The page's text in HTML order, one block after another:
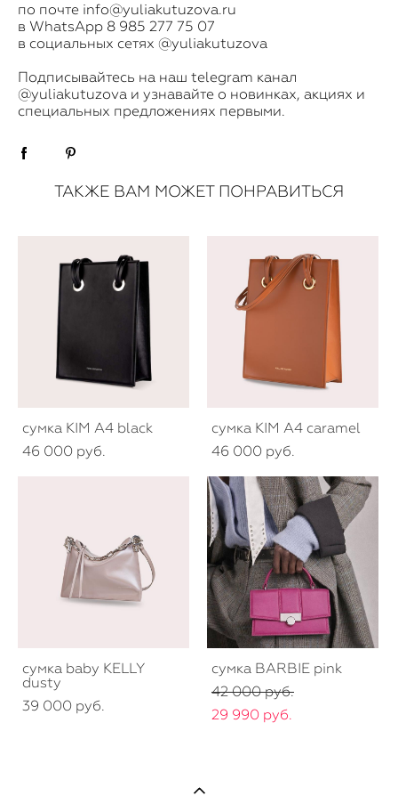
по почте info@yuliakutuzova.ru
в WhatsApp 8 985 277 75 07
в социальных сетях @yuliakutuzova
​Подписывайтесь на наш telegram канал
@yuliakutuzova и узнавайте о новинках, акциях и
специальных предложениях первыми.
ТАКЖЕ ВАМ МОЖЕТ ПОНРАВИТЬСЯ
сумка KIM A4 black
46 000 pуб.
сумка KIM A4 caramel
46 000 pуб.
сумка baby KELLY
dusty
39 000 pуб.
сумка BARBIE pink
42 000 pуб.
29 990 pуб.